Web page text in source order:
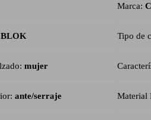
Marca:
BLOK Tipo de
mujer
ante/serraje Material